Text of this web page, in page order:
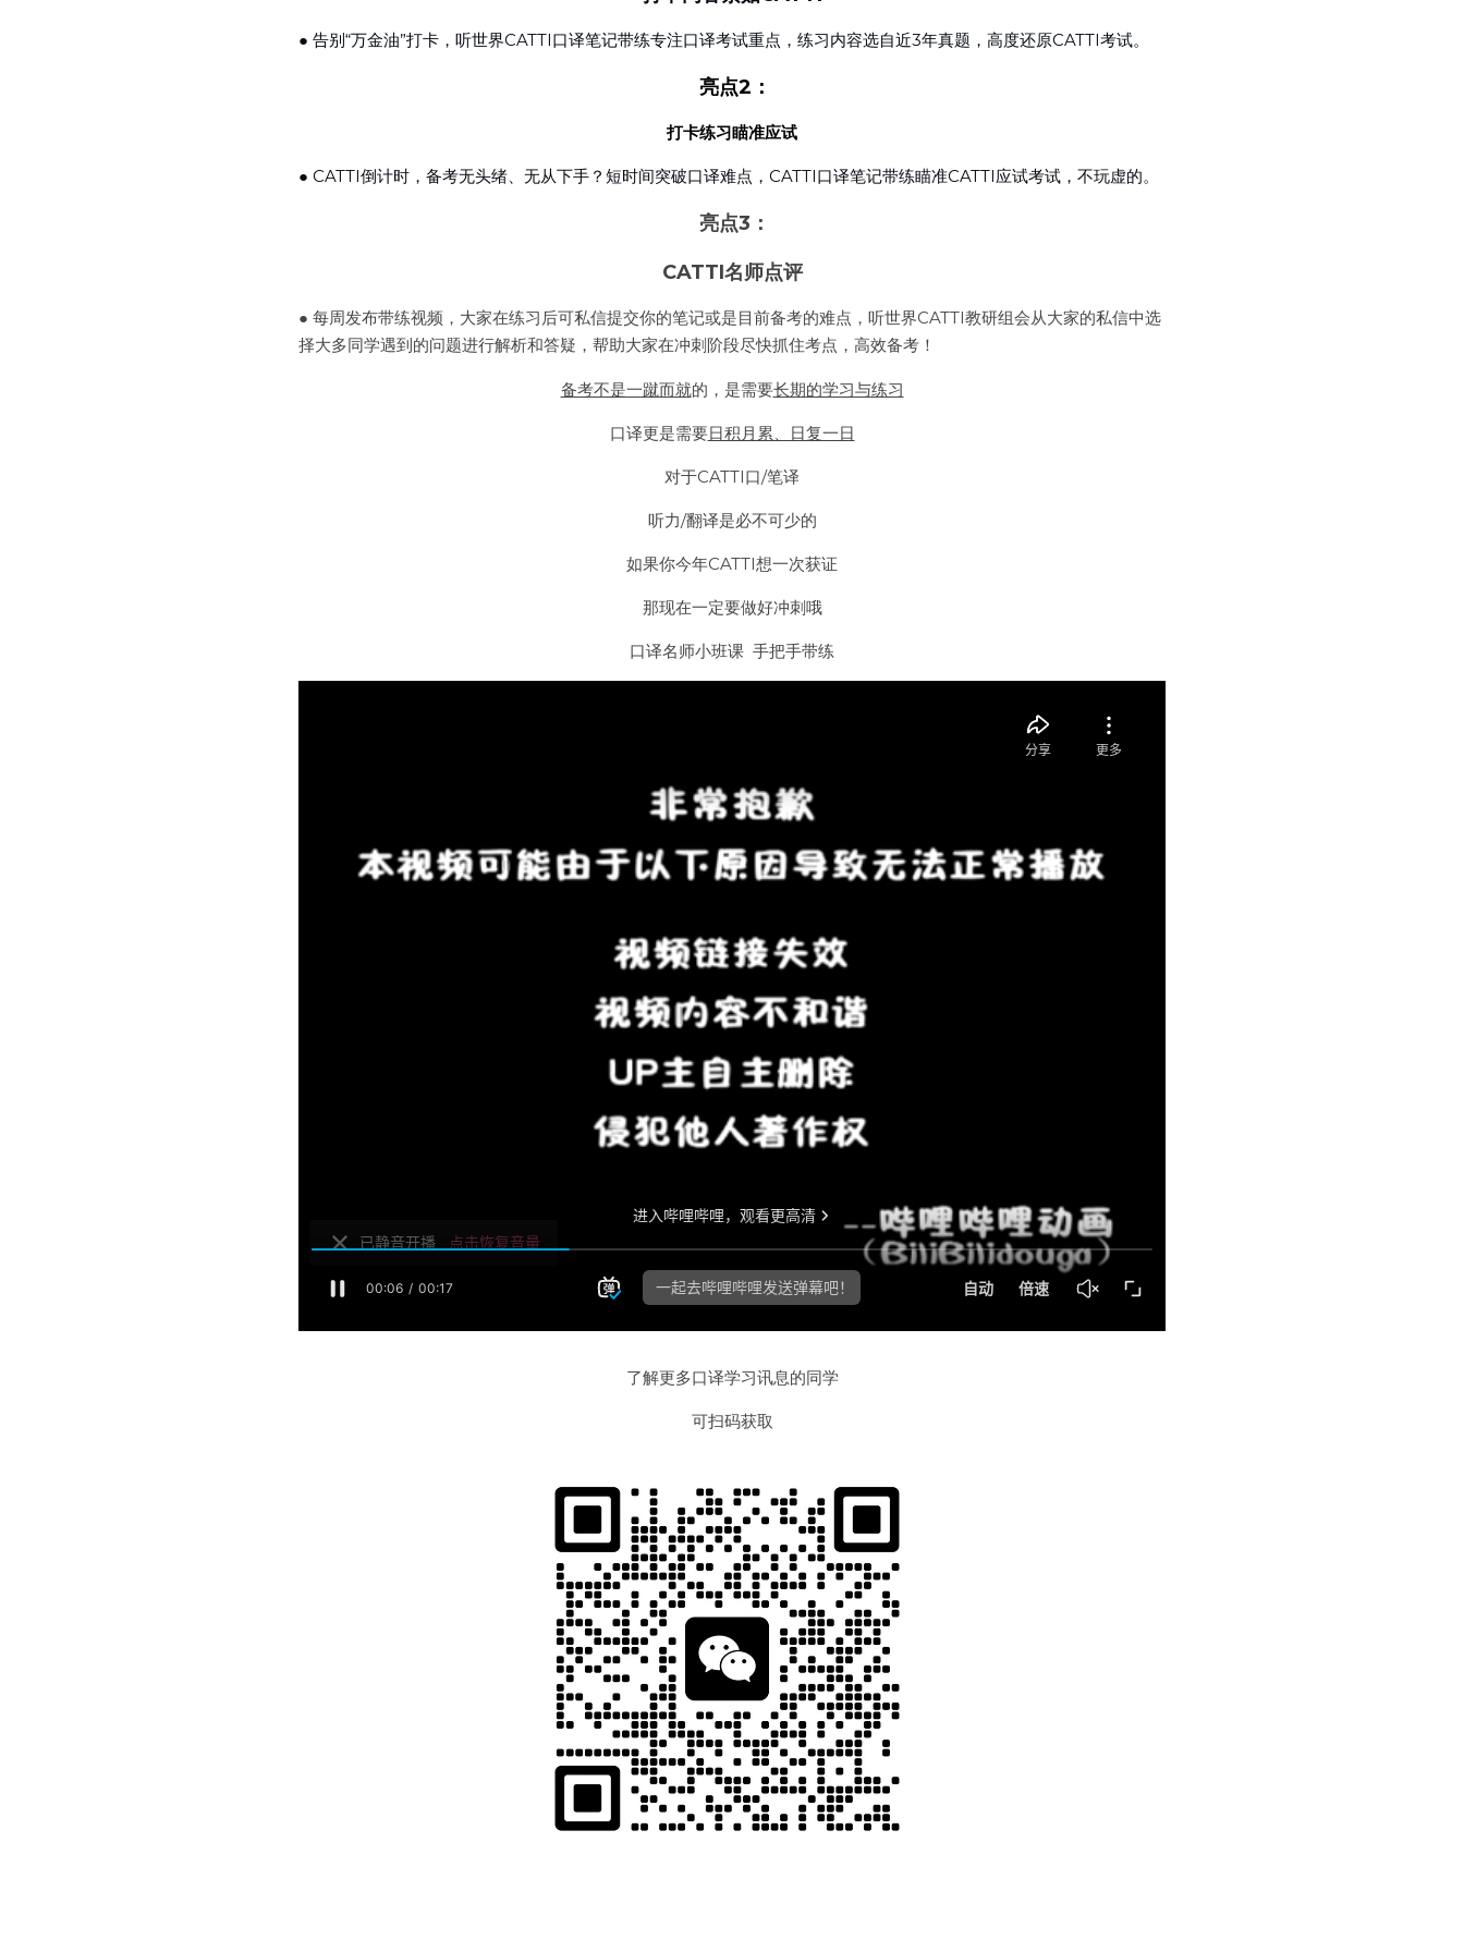
● 告别“万金油”打卡，听世界CATTI口译笔记带练专注口译考试重点，练习内容选自近3年真题，高度还原CATTI考试。
亮点2：
打卡练习瞄准应试
● CATTI倒计时，备考无头绪、无从下手？短时间突破口译难点，CATTI口译笔记带练瞄准CATTI应试考试，不玩虚的。
亮点3：
CATTI名师点评
● 每周发布带练视频，大家在练习后可私信提交你的笔记或是目前备考的难点，听世界CATTI教研组会从大家的私信中选
择大多同学遇到的问题进行解析和答疑，帮助大家在冲刺阶段尽快抓住考点，高效备考！
备考不是一蹴而就的，是需要长期的学习与练习
口译更是需要日积月累、日复一日
对于CATTI口/笔译
听力/翻译是必不可少的
如果你今年CATTI想一次获证
那现在一定要做好冲刺哦
口译名师小班课  手把手带练
了解更多口译学习讯息的同学
可扫码获取